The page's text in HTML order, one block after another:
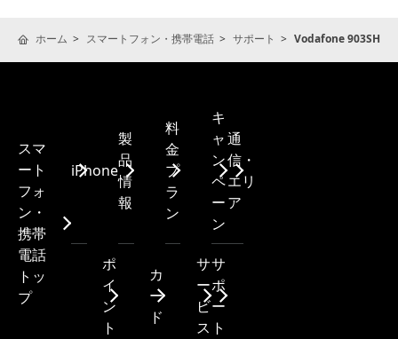
ホーム スマートフォン・携帯電話 サポート Vodafone 903SH
スマ
ート
フォ
ン・
携帯
電話
トッ
プ
iPhone
製
品
情
報
料
金
プ
ラ
ン
キ
ャ
ン
ペ
ー
ン
通
信・
エリ
ア
ポ
イ
ン
ト
カ
ー
ド
サ
ー
ビ
ス
サ
ポ
ー
ト